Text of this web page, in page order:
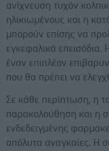
ανίχνευση τυχόν
ηλικιωμένους και η
μπορούν επίσης να
εγκεφαλικά επεισόδια.
έναν επιπλέον
που θα πρέπει να
Σε κάθε περίπτωση, η
παρακολούθηση και η
ενδεδειγμένης
απόλυτα αναγκαίες. Η